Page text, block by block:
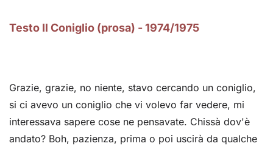
Testo Il Coniglio (prosa) - 1974/1975
Grazie, grazie, no niente, stavo cercando un coniglio,
si ci avevo un coniglio che vi volevo far vedere, mi
interessava sapere cose ne pensavate. Chissà dov'è
andato? Boh, pazienza, prima o poi uscirà da qualche